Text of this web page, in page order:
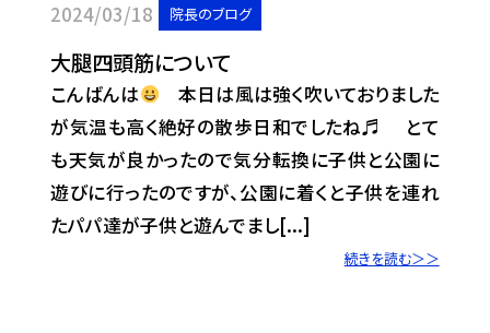
2024/03/18 院長のブログ
大腿四頭筋について
こんばんは
本日は風は強く吹いておりました
が気温も高く絶好の散歩日和でしたね♬ とて
も天気が良かったので気分転換に子供と公園に
遊びに行ったのですが、公園に着くと子供を連れ
たパパ達が子供と遊んでまし[...]
続きを読む＞＞